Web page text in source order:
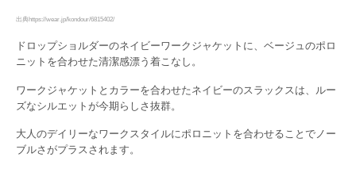
出典https://wear.jp/kondour/6815402/
ドロップショルダーのネイビーワークジャケットに、ベージュのポロ
ニットを合わせた清潔感漂う着こなし。
ワークジャケットとカラーを合わせたネイビーのスラックスは、ルー
ズなシルエットが今期らしさ抜群。
大人のデイリーなワークスタイルにポロニットを合わせることでノー
ブルさがプラスされます。